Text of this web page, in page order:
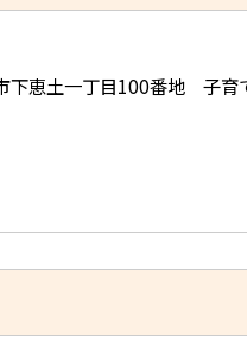
恵土一丁目100番地 子育